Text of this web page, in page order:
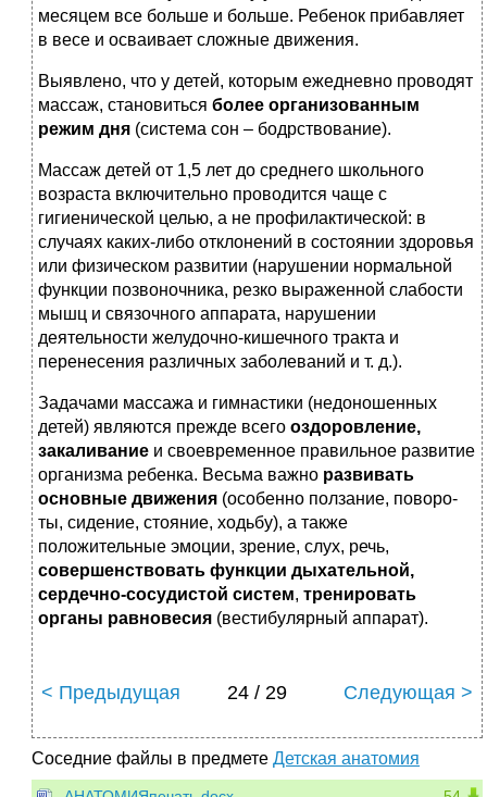
месяцем все больше и больше. Ребенок прибавляет
в весе и осваивает сложные движения.
Выявлено, что у детей, которым ежедневно проводят
массаж, становиться более организованным
режим дня (система сон – бодрствование).
Массаж детей от 1,5 лет до среднего школьного
возраста включительно проводится чаще с
гигиенической целью, а не профилактической: в
случаях каких-либо отклонений в состоянии здоровья
или физическом развитии (нарушении нормальной
функции позвоночника, резко выраженной слабости
мышц и связочного аппарата, нарушении
деятельности желудочно-кишечного тракта и
перенесения различных заболеваний и т. д.).
Задачами массажа и гимнастики (недоношенных
детей) являются прежде всего оздоровление,
закаливание и своевременное правильное развитие
организма ребенка. Весьма важно развивать
основные движения (особенно ползание, поворо­
ты, сидение, стояние, ходьбу), а также
положительные эмоции, зрение, слух, речь,
совершенствовать функции дыхательной,
сердечно-сосудистой систем, тренировать
органы равновесия (вестибулярный аппарат).
< Предыдущая 24 / 29 Следующая >
Соседние файлы в предмете Детская анатомия